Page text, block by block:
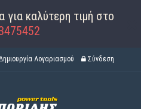
καλύτερη τιμή στο
Λογαριασμού Σύνδεση